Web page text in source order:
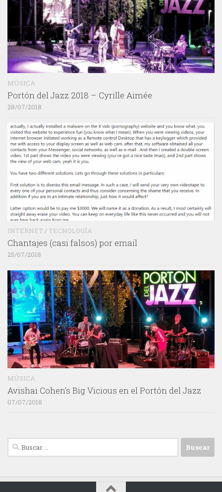
MÚSICA
Portón del Jazz 2018 – Cyrille Aimée
28/07/2018
INTERNET / TECNOLOGÍA
Chantajes (casi falsos) por email
25/07/2018
MÚSICA
Avishai Cohen’s Big Vicious en el Portón del Jazz
07/07/2018
Buscar: